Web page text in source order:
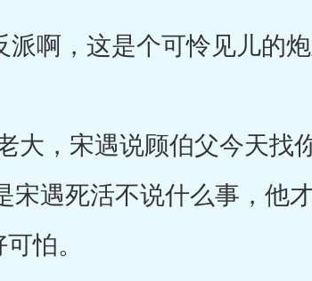
啊，这是个可怜见儿的炮
，宋遇说顾伯父今天找
遇死活不说什么事，他
怕。